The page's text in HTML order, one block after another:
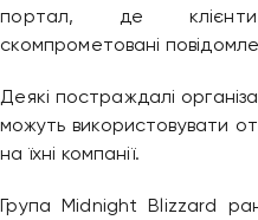
портал, де
скомпрометовані
Деякі постраждалі
можуть використовувати
на їхні компанії.
Група Midnight Blizzard